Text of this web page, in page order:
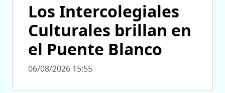
Los Intercolegiales
Culturales brillan en
el Puente Blanco
06/08/2026 15:55